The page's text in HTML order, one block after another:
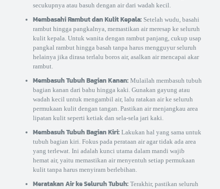
secukupnya atau basuh dengan air dari wadah kecil.
Membasahi Rambut dan Kulit Kepala:Setelah wudu, basahi
rambut hingga pangkalnya, memastikan air meresap ke seluruh
kulit kepala. Untuk wanita dengan rambut panjang, cukup usap
pangkal rambut hingga basah tanpa harus mengguyur seluruh
helainya jika dirasa terlalu boros air, asalkan air mencapai akar
rambut.
Membasuh Tubuh Bagian Kanan:Mulailah membasuh tubuh
bagian kanan dari bahu hingga kaki. Gunakan gayung atau
wadah kecil untuk mengambil air, lalu ratakan air ke seluruh
permukaan kulit dengan tangan. Pastikan air menjangkau area
lipatan kulit seperti ketiak dan sela-sela jari kaki.
Membasuh Tubuh Bagian Kiri:Lakukan hal yang sama untuk
tubuh bagian kiri. Fokus pada perataan air agar tidak ada area
yang terlewat. Ini adalah kunci utama dalam mandi wajib
hemat air, yaitu memastikan air menyentuh setiap permukaan
kulit tanpa harus menyiram berlebihan.
Meratakan Air ke Seluruh Tubuh:Terakhir, pastikan seluruh